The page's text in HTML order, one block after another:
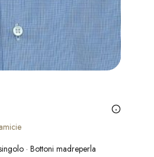
· Bottoni madreperla